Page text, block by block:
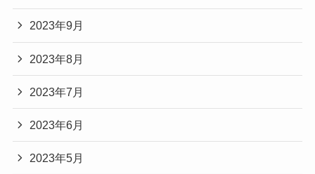
2023年9月
2023年8月
2023年7月
2023年6月
2023年5月